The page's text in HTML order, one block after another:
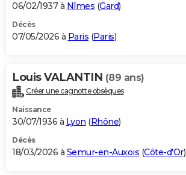
GUIDES D'ACHAT
BONS PLANS
Carte de Noël
Carte Bonne année
Carte Saint-Valentin
Carte Pâques
Carte d'anniversaire
DICTIONNAIRE
Dictionnaire
Biographies
Citations
Expressions
Proverbes
PROGRAMME TV
S'inscrire
Se connecter
Lycées
Collèges
Primaires
Universités
Entreprises
Service militaire
Avis de recherche
AVIS DE DÉCÈS
06/02/1937 à Nîmes (Gard)
Décès
07/05/2026 à Paris (Paris)
Louis VALANTIN (89 ans)
Créer une cagnotte obsèques
Naissance
30/07/1936 à Lyon (Rhône)
Décès
18/03/2026 à Semur-en-Auxois (Côte-d'Or)